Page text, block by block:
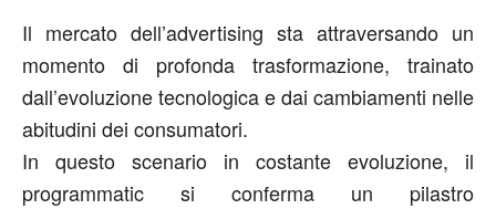
Il mercato dell’advertising sta attraversando un
momento di profonda trasformazione, trainato
dall’evoluzione tecnologica e dai cambiamenti nelle
abitudini dei consumatori.
In questo scenario in costante evoluzione, il
programmatic si conferma un pilastro